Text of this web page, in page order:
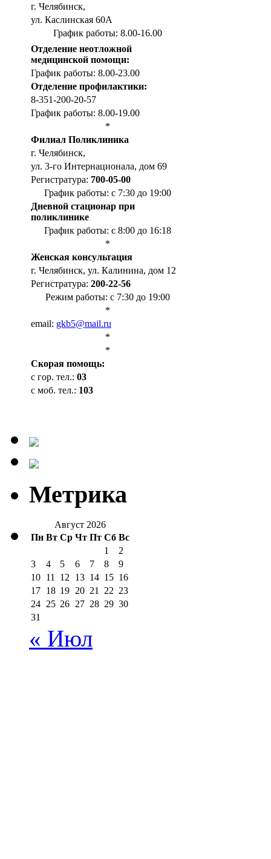
г. Челябинск,
ул. Каслинская 60А
График работы: 8.00-16.00
Отделение неотложной
медицинской помощи:
График работы: 8.00-23.00
Отделение профилактики:
8-351-200-20-57
График работы: 8.00-19.00
*
Филиал Поликлиника
г. Челябинск,
ул. 3-го Интернационала, дом 69
Регистратура: 700-05-00
График работы: с 7:30 до 19:00
Дневной стационар при
поликлинике
График работы: с 8:00 до 16:18
*
Женская консультация
г. Челябинск, ул. Калинина, дом 12
Регистратура: 200-22-56
Режим работы: с 7:30 до 19:00
*
email: gkb5@mail.ru
*
*
Cкорая помощь:
с гор. тел.: 03
с моб. тел.: 103
Метрика
Август 2026
Пн Вт Ср Чт Пт Сб Вс
1
2
3
4 5 6 7 8
9
10 11 12 13 14 15 16
17 18 19 20 21 22 23
24 25 26 27 28 29 30
31
« Июл